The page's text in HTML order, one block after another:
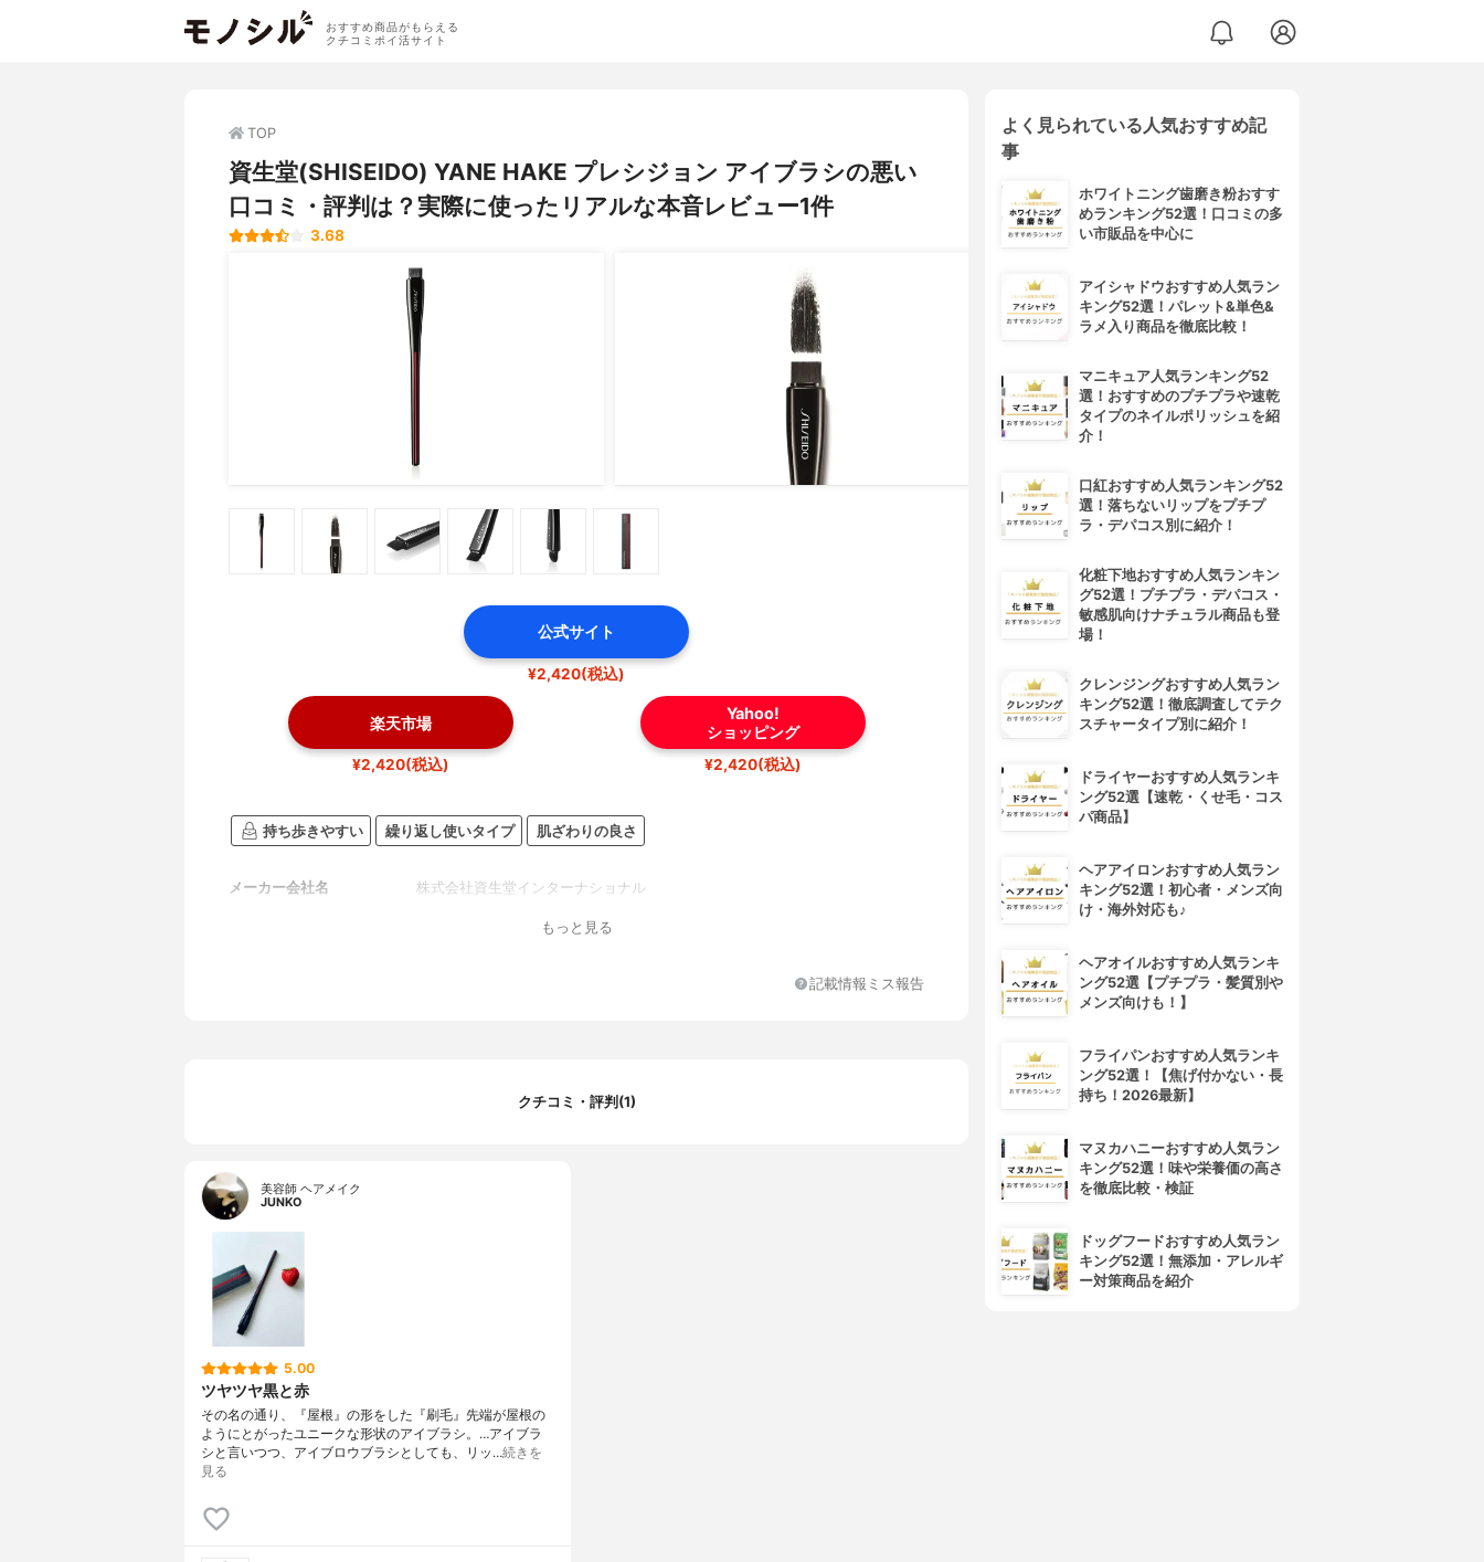
おすすめ商品がもらえる
クチコミポイ活サイト
TOP
資生堂(SHISEIDO) YANE HAKE プレシジョン アイブラシの悪い
口コミ・評判は？実際に使ったリアルな本音レビュー1件
3.68
公式サイト
¥2,420(税込)
楽天市場
¥2,420(税込)
Yahoo!
ショッピング
¥2,420(税込)
持ち歩きやすい 繰り返し使いタイプ 肌ざわりの良さ
メーカー会社名 株式会社資生堂インターナショナル
もっと見る
記載情報ミス報告
クチコミ・評判(1)
美容師 ヘアメイク
JUNKO
5.00
ツヤツヤ黒と赤
その名の通り、『屋根』の形をした『刷毛』先端が屋根の
ようにとがったユニークな形状のアイブラシ。…アイブラ
シと言いつつ、アイブロウブラシとしても、リッ…続きを
見る
よく見られている人気おすすめ記
事
ホワイトニング歯磨き粉おすす
めランキング52選！口コミの多
い市販品を中心に
アイシャドウおすすめ人気ラン
キング52選！パレット&単色&
ラメ入り商品を徹底比較！
マニキュア人気ランキング52
選！おすすめのプチプラや速乾
タイプのネイルポリッシュを紹
介！
口紅おすすめ人気ランキング52
選！落ちないリップをプチプ
ラ・デパコス別に紹介！
化粧下地おすすめ人気ランキン
グ52選！プチプラ・デパコス・
敏感肌向けナチュラル商品も登
場！
クレンジングおすすめ人気ラン
キング52選！徹底調査してテク
スチャータイプ別に紹介！
ドライヤーおすすめ人気ランキ
ング52選【速乾・くせ毛・コス
パ商品】
ヘアアイロンおすすめ人気ラン
キング52選！初心者・メンズ向
け・海外対応も♪
ヘアオイルおすすめ人気ランキ
ング52選【プチプラ・髪質別や
メンズ向けも！】
フライパンおすすめ人気ランキ
ング52選！【焦げ付かない・長
持ち！2026最新】
マヌカハニーおすすめ人気ラン
キング52選！味や栄養価の高さ
を徹底比較・検証
ドッグフードおすすめ人気ラン
キング52選！無添加・アレルギ
ー対策商品を紹介